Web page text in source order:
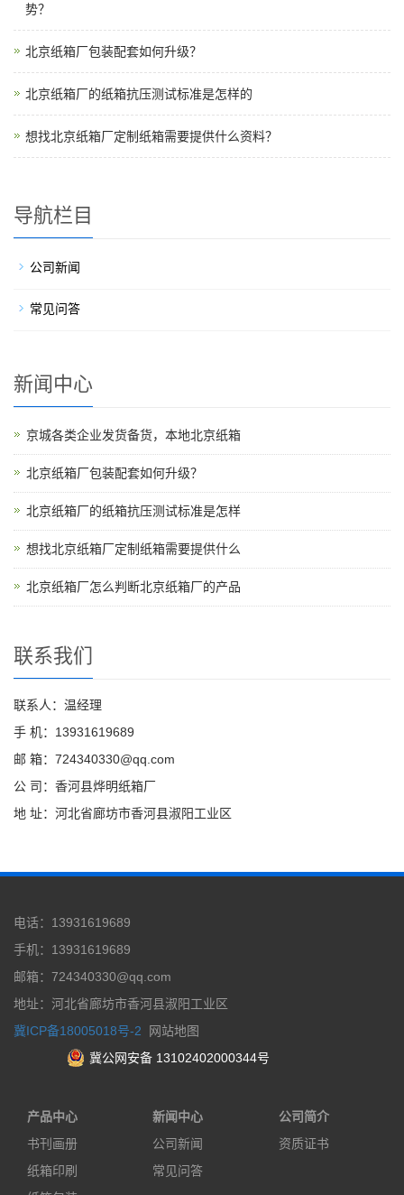
势？
北京纸箱厂包装配套如何升级？
北京纸箱厂的纸箱抗压测试标准是怎样的
想找北京纸箱厂定制纸箱需要提供什么资料？
导航栏目
公司新闻
常见问答
新闻中心
京城各类企业发货备货，本地北京纸箱
北京纸箱厂包装配套如何升级？
北京纸箱厂的纸箱抗压测试标准是怎样
想找北京纸箱厂定制纸箱需要提供什么
北京纸箱厂怎么判断北京纸箱厂的产品
联系我们
联系人：温经理
手 机：13931619689
邮 箱：724340330@qq.com
公 司：香河县烨明纸箱厂
地 址：河北省廊坊市香河县淑阳工业区
电话：13931619689
手机：13931619689
邮箱：724340330@qq.com
地址：河北省廊坊市香河县淑阳工业区
冀ICP备18005018号-2
网站地图
冀公网安备 13102402000344号
产品中心
书刊画册
纸箱印刷
新闻中心
公司新闻
常见问答
公司简介
资质证书